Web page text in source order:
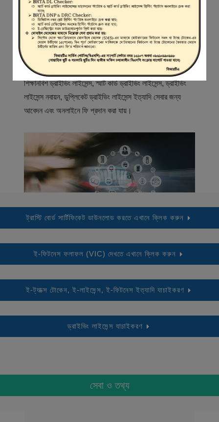
স্বাগতম
বিআরটিএ সার্ভিস পোর্টাল (বিএসপি) বাংলাদেশ রোড ট্রান্সপোর্ট অথরিটি
(বিআরটিএ) এর একটি অনলাইন সেবা প্রদানের মাধ্যম যেখানে ড্রাইভার,
মোটরযান মালিক, মোটরযান বিক্রেতাদের নিবন্ধিত করা হয় এবং
শিক্ষানবিশ ড্রাইভিং লাইসেন্স, স্মার্ট কার্ড ড্রাইভিং লাইসেন্স, ড্রাইভিং
লাইসেন্স নবায়ন, ডুপ্লিকেট ড্রাইভিং লাইসেন্স ইত্যাদি সেবার জন্য
আবেদন এবং অনলাইনে ফি প্রদান করা যায়।
ট্রাস্টি বোর্ড সার্টিফিকেট ডাউনলোড করতে এখানে ক্লিক করুন
ই-ফিটনেস ফলাফল (VIC) দেখতে এখানে ক্লিক করুন
ই-ট্যাক্স টোকেন, ই-লাইসেন্স, ই-ফিটনেস ইত্যাদি যাচাইকরণ
ড্রাইভিং লাইসেন্স যাচাইকরণ
সেবা ও তথ্য